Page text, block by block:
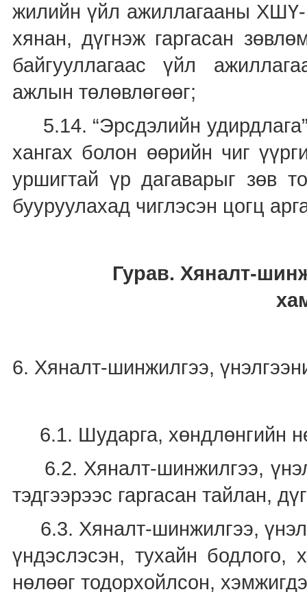
жилийн үйл ажиллагааны ХШҮ-
хянан, дүгнэж гаргасан
байгууллагаас үйл
ажлын төлөвлөгөөг;
5.14. “Эрсдэлийн удирдлага”
хангах болон өөрийн чиг
уршигтай үр дагаварыг зөв
бууруулахад чиглэсэн цогц
Гурав. Хяналт-
6. Хяналт-шинжилгээ,
6.1. Шударга, хөндлөнгийн
6.2. Хяналт-шинжилгээ,
тэдгээрээс гаргасан тайлан,
6.3. Хяналт-шинжилгээ,
үндэслэсэн, тухайн
нөлөөг тодорхойлсон,